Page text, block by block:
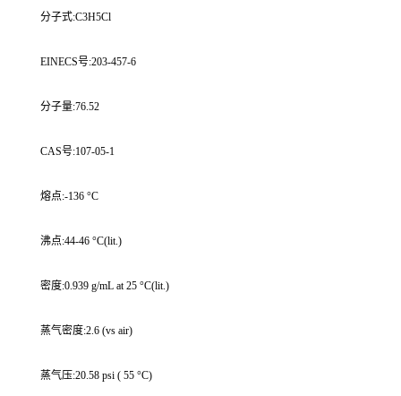
分子式:C3H5Cl
EINECS号:203-457-6
分子量:76.52
CAS号:107-05-1
熔点:-136 °C
沸点:44-46 °C(lit.)
密度:0.939 g/mL at 25 °C(lit.)
蒸气密度:2.6 (vs air)
蒸气压:20.58 psi ( 55 °C)